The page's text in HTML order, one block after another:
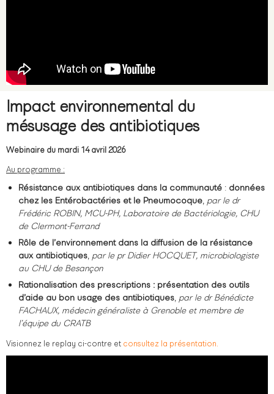
Impact environnemental du
mésusage des antibiotiques
Webinaire du mardi 14 avril 2026
Au programme :
Résistance aux antibiotiques dans la communauté : données
chez les Entérobactéries et le Pneumocoque, par le dr
Frédéric ROBIN, MCU-PH, Laboratoire de Bactériologie, CHU
de Clermont-Ferrand
Rôle de l’environnement dans la diffusion de la résistance
aux antibiotiques, par le pr Didier HOCQUET, microbiologiste
au CHU de Besançon
Rationalisation des prescriptions : présentation des outils
d’aide au bon usage des antibiotiques, par le dr Bénédicte
FACHAUX, médecin généraliste à Grenoble et membre de
l’équipe du CRATB
Visionnez le replay ci-contre et consultez la présentation.